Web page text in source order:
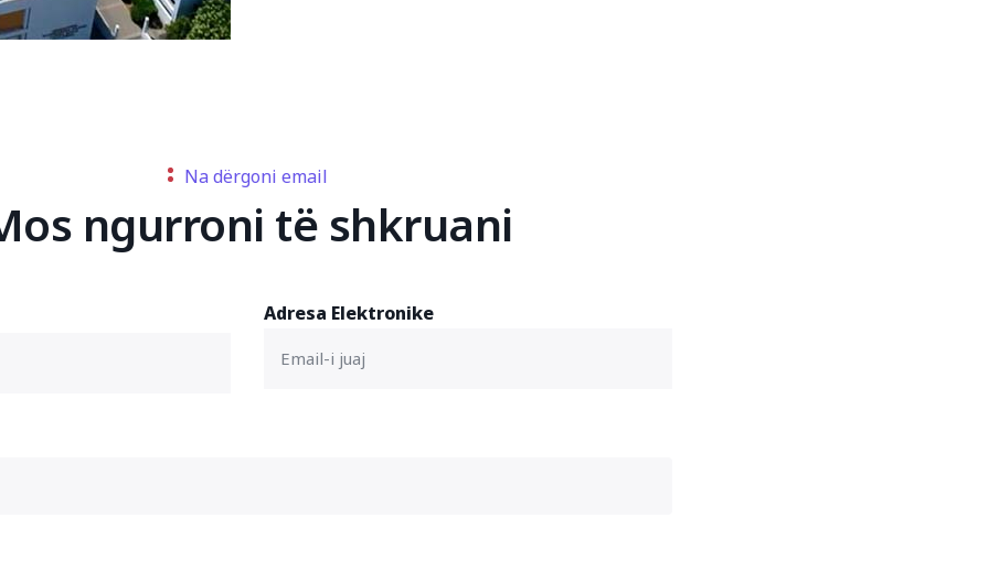
Na dërgoni email
ngurroni të shkruani
Adresa Elektronike